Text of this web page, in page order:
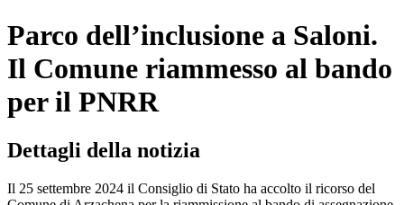
Parco dell’inclusione a Saloni.
Il Comune riammesso al bando
per il PNRR
Dettagli della notizia
Il 25 settembre 2024 il Consiglio di Stato ha accolto il ricorso del